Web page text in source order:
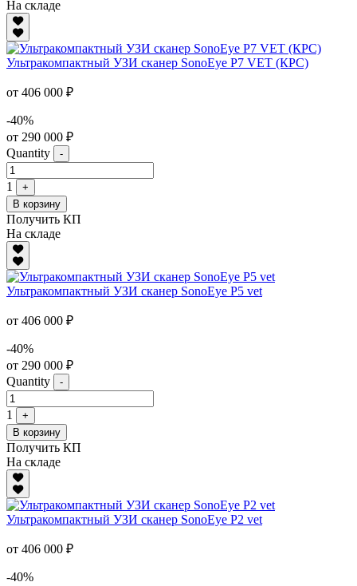
На складе
Ультракомпактный УЗИ сканер SonoEye P7 VET (КРС)
от 406 000 ₽
-40%
от 290 000 ₽
Quantity
-
1
+
В корзину
Получить КП
На складе
Ультракомпактный УЗИ сканер SonoEye P5 vet
от 406 000 ₽
-40%
от 290 000 ₽
Quantity
-
1
+
В корзину
Получить КП
На складе
Ультракомпактный УЗИ сканер SonoEye P2 vet
от 406 000 ₽
-40%